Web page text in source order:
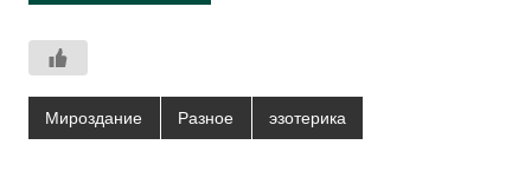
Мироздание Разное эзотерика